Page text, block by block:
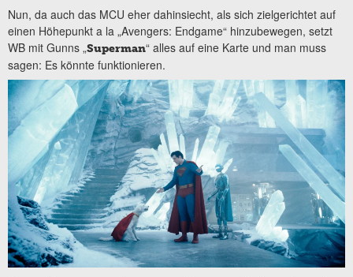
Nun, da auch das MCU eher dahinsiecht, als sich zielgerichtet auf
einen Höhepunkt a la „Avengers: Endgame“ hinzubewegen, setzt
WB mit Gunns „Superman“ alles auf eine Karte und man muss
sagen: Es könnte funktionieren.